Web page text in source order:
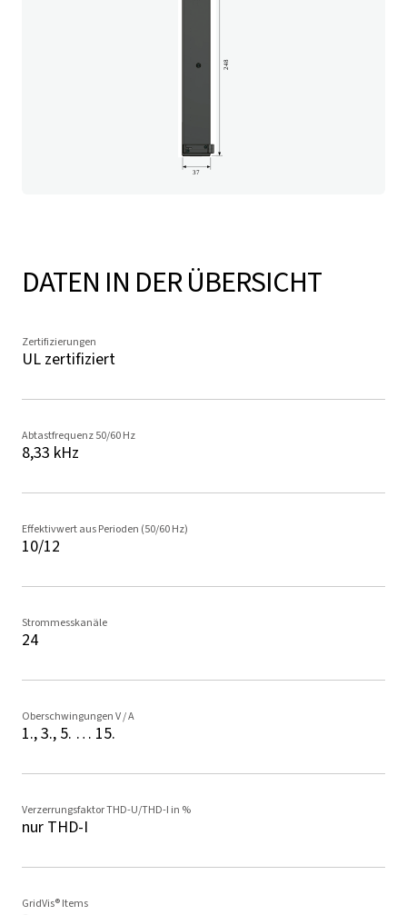
DATEN IN DER ÜBERSICHT
Zertifizierungen
UL zertifiziert
Abtastfrequenz 50/60 Hz
8,33 kHz
Effektivwert aus Perioden (50/60 Hz)
10/12
Strommesskanäle
24
Oberschwingungen V / A
1., 3., 5. … 15.
Verzerrungsfaktor THD-U/THD-I in %
nur THD-I
GridVis® Items